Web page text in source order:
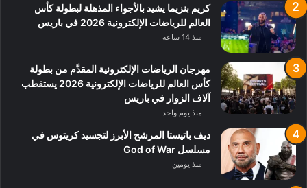
كريم بنزيما يشيد بالأجواء المذهلة لبطولة كأس
العالم للرياضات الإلكترونية 2026 في باريس
منذ 14 ساعة
مهرجان الرياضات الإلكترونية المقدَّم من بطولة
كأس العالم للرياضات الإلكترونية 2026 يستقطب
آلاف الزوار في باريس
منذ يوم واحد
ديف باتيستا المرشح الأبرز لتجسيد كريتوس في
مسلسل God of War
منذ يومين